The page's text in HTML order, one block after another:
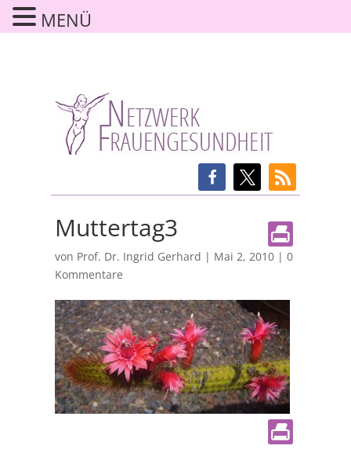
Muttertag3
von Prof. Dr. Ingrid Gerhard | Mai 2, 2010| 0
Kommentare
MENÜ